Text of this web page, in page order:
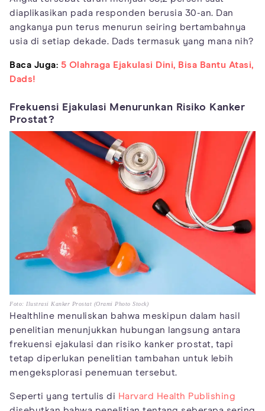
diaplikasikan pada responden berusia 30-an. Dan
angkanya pun terus menurun seiring bertambahnya
usia di setiap dekade. Dads termasuk yang mana nih?
Baca Juga: 5 Olahraga Ejakulasi Dini, Bisa Bantu Atasi,
Dads!
Frekuensi Ejakulasi Menurunkan Risiko Kanker
Prostat?
Foto: Ilustrasi Kanker Prostat (Orami Photo Stock)
Healthline menuliskan bahwa meskipun dalam hasil
penelitian menunjukkan hubungan langsung antara
frekuensi ejakulasi dan risiko kanker prostat, tapi
tetap diperlukan penelitian tambahan untuk lebih
mengeksplorasi penemuan tersebut.
Seperti yang tertulis di Harvard Health Publishing